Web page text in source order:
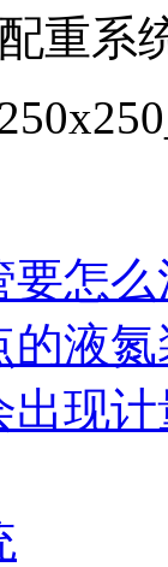
重系
怎么
液氮
出现